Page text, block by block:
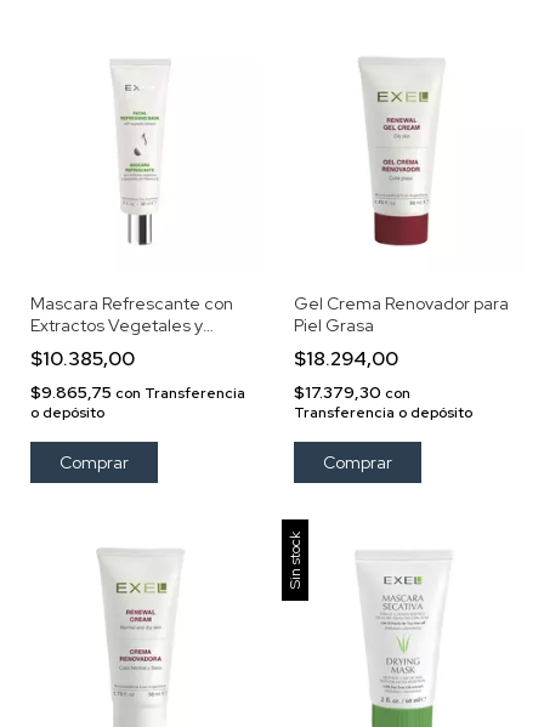
Mascara Refrescante con
Extractos Vegetales y
Liposomas
$10.385,00
$9.865,75 con Transferencia
o depósito
Gel Crema Renovador para
Piel Grasa
$18.294,00
$17.379,30 con
Transferencia o depósito
Sin stock